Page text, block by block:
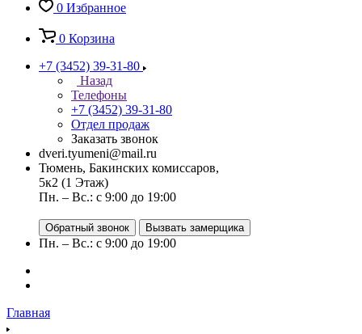
0 Избранное
0 Корзина
+7 (3452) 39-31-80
Назад
Телефоны
+7 (3452) 39-31-80
Отдел продаж
Заказать звонок
dveri.tyumeni@mail.ru
Тюмень, Бакинских комиссаров,
5к2 (1 Этаж)
Пн. – Вс.: с 9:00 до 19:00
Обратный звонок Вызвать замерщика
Пн. – Вс.: с 9:00 до 19:00
Главная